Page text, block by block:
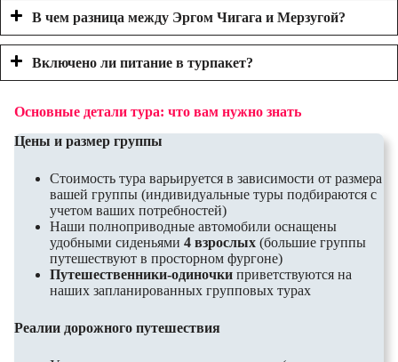
В чем разница между Эргом Чигага и Мерзугой?
Включено ли питание в турпакет?
Основные детали тура: что вам нужно знать
Цены и размер группы
Стоимость тура варьируется в зависимости от размера
вашей группы (индивидуальные туры подбираются с
учетом ваших потребностей)
Наши полноприводные автомобили оснащены
удобными сиденьями 4 взрослых (большие группы
путешествуют в просторном фургоне)
Путешественники-одиночки приветствуются на
наших запланированных групповых турах
Реалии дорожного путешествия